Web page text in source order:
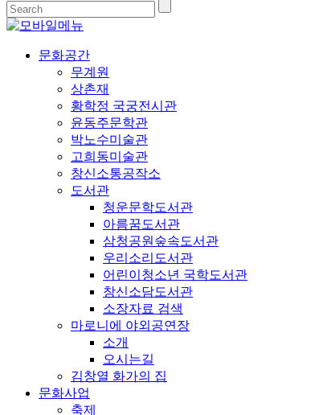
문화공간
무계원
상촌재
황학정 국궁전시관
윤동주문학관
박노수미술관
고희동미술관
창신소통공작소
도서관
청운문학도서관
아름꿈도서관
삼청공원숲속도서관
우리소리도서관
어린이청소년 국학도서관
창신소담도서관
소장자료 검색
마로니에 야외공연장
소개
오시는길
김창열 화가의 집
문화사업
축제